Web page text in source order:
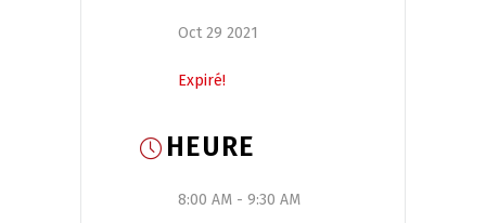
Oct 29 2021
Expiré!
HEURE
8:00 AM - 9:30 AM